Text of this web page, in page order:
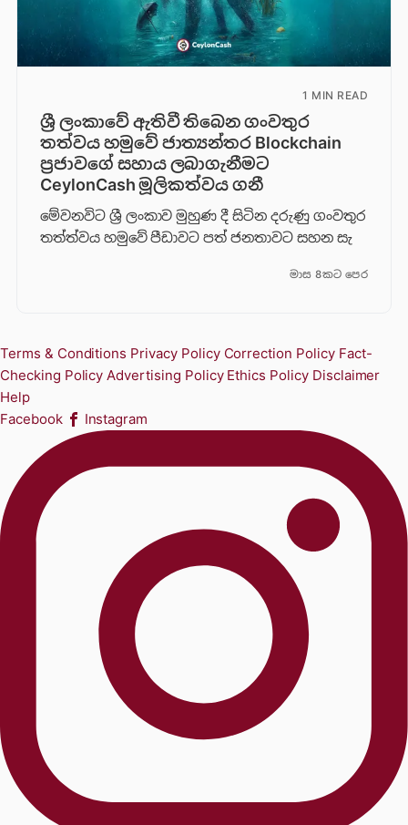
1 MIN READ
ශ්‍රී ලංකාවේ ඇතිවී තිබෙන ගංවතුර
තත්වය හමුවේ ජාත්‍යන්තර Blockchain
ප්‍රජාවගේ සහාය ලබාගැනීමට
CeylonCash මූලිකත්වය ග​නී
මේවනවිට ශ්‍රී ලංකාව මුහුණ දී සිටින දරුණු ගංවතුර
තත්ත්වය හමුවේ පීඩාවට පත් ජනතාවට සහන සැ
මාස 8කට පෙර
Terms & Conditions Privacy Policy Correction Policy Fact-
Checking Policy Advertising Policy Ethics Policy Disclaimer
Help
Facebook
Instagram